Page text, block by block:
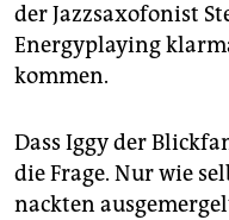
der Jazzsaxofonist
Energyplaying
kommen.
Dass Iggy der
die Frage. Nur wie
nackten